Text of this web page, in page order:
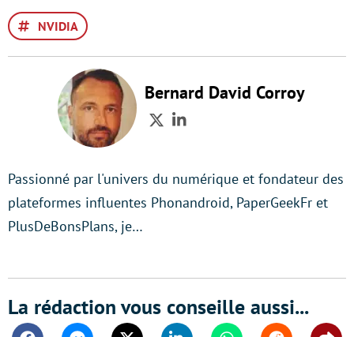
NVIDIA
Bernard David Corroy
TwitterLinkedIn
Passionné par l'univers du numérique et fondateur des
plateformes influentes Phonandroid, PaperGeekFr et
PlusDeBonsPlans, je…
La rédaction vous conseille aussi...